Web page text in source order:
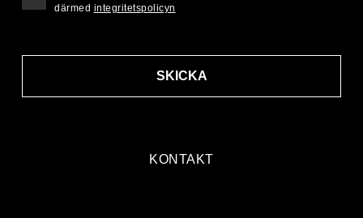
KONTAKT
SKICKA
därmed integritetspolicyn